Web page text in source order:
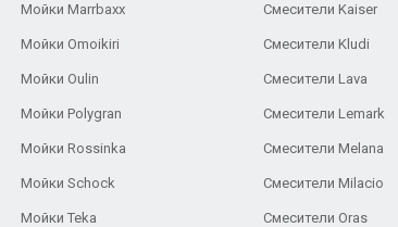
Мойки Marrbaxx
Мойки Omoikiri
Мойки Oulin
Мойки Polygran
Мойки Rossinka
Мойки Schock
Мойки Teka
Смесители Kaiser
Смесители Kludi
Смесители Lava
Смесители Lemark
Смесители Melana
Смесители Milacio
Смесители Oras